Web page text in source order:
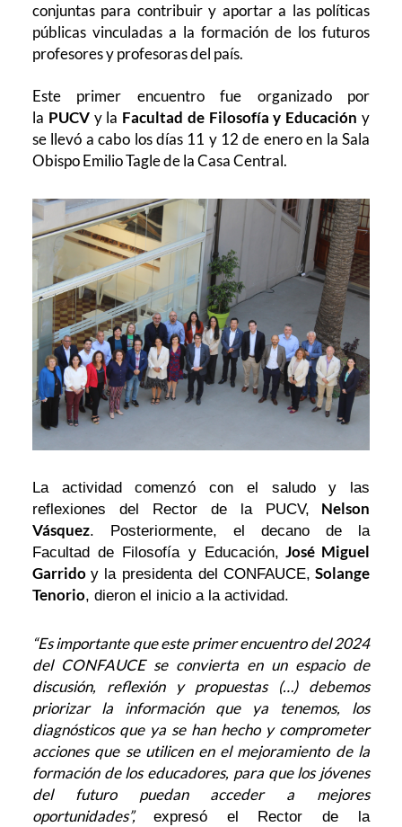
conjuntas para contribuir y aportar a las políticas
públicas vinculadas a la formación de los futuros
profesores y profesoras del país.
Este primer encuentro fue organizado por
la PUCV y la Facultad de Filosofía y Educación y
se llevó a cabo los días 11 y 12 de enero en la Sala
Obispo Emilio Tagle de la Casa Central.
La actividad comenzó con el saludo y las
reflexiones del Rector de la PUCV,
Nelson
Vásquez. Posteriormente, el decano de la
Facultad de Filosofía y Educación, José Miguel
Garrido y la presidenta del CONFAUCE, Solange
Tenorio, dieron el inicio a la actividad.
“Es importante que este primer encuentro del 2024
del CONFAUCE se convierta en un espacio de
discusión, reflexión y propuestas (…) debemos
priorizar la información que ya tenemos, los
diagnósticos que ya se han hecho y comprometer
acciones que se utilicen en el mejoramiento de la
formación de los educadores, para que los jóvenes
del futuro puedan acceder a mejores
oportunidades”,
expresó el Rector de la